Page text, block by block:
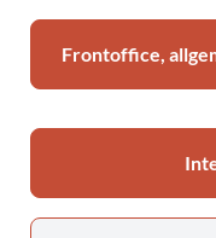
Frontoffice,